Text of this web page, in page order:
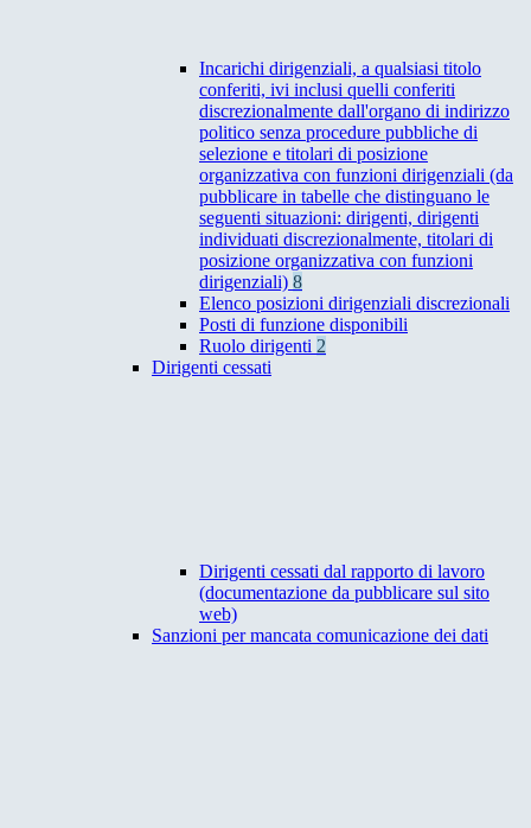
Incarichi dirigenziali, a qualsiasi titolo
conferiti, ivi inclusi quelli conferiti
discrezionalmente dall'organo di indirizzo
politico senza procedure pubbliche di
selezione e titolari di posizione
organizzativa con funzioni dirigenziali (da
pubblicare in tabelle che distinguano le
seguenti situazioni: dirigenti, dirigenti
individuati discrezionalmente, titolari di
posizione organizzativa con funzioni
dirigenziali) 8
Elenco posizioni dirigenziali discrezionali
Posti di funzione disponibili
Ruolo dirigenti 2
Dirigenti cessati
Dirigenti cessati dal rapporto di lavoro
(documentazione da pubblicare sul sito
web)
Sanzioni per mancata comunicazione dei dati